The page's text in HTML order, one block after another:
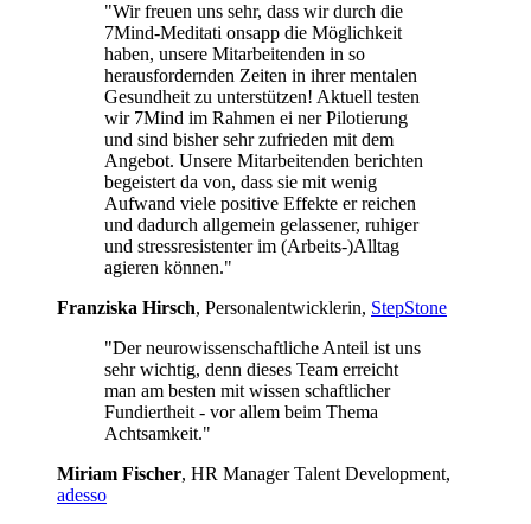
"Wir freuen uns sehr, dass wir durch die
7Mind-Meditati onsapp die Möglichkeit
haben, unsere Mitarbeitenden in so
herausfordernden Zeiten in ihrer mentalen
Gesundheit zu unterstützen! Aktuell testen
wir 7Mind im Rahmen ei ner Pilotierung
und sind bisher sehr zufrieden mit dem
Angebot. Unsere Mitarbeitenden berichten
begeistert da von, dass sie mit wenig
Aufwand viele positive Effekte er reichen
und dadurch allgemein gelassener, ruhiger
und stressresistenter im (Arbeits-)Alltag
agieren können."
Franziska Hirsch, Personalentwicklerin, StepStone
"Der neurowissenschaftliche Anteil ist uns
sehr wichtig, denn dieses Team erreicht
man am besten mit wissen schaftlicher
Fundiertheit - vor allem beim Thema
Achtsamkeit."
Miriam Fischer, HR Manager Talent Development,
adesso